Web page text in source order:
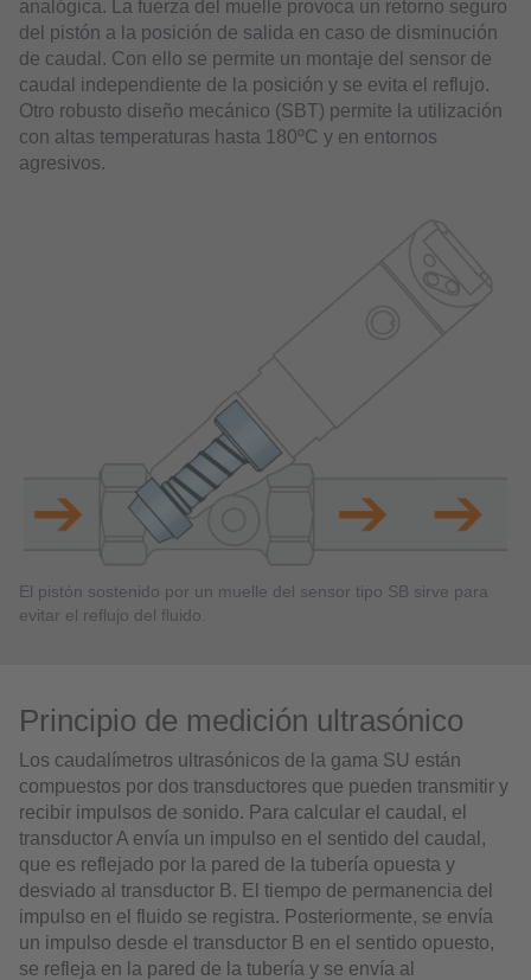
analógica. La fuerza del muelle provoca un retorno seguro
del pistón a la posición de salida en caso de disminución
de caudal. Con ello se permite un montaje del sensor de
caudal independiente de la posición y se evita el reflujo.
Otro robusto diseño mecánico (SBT) permite la utilización
con altas temperaturas hasta 180ºC y en entornos
agresivos.
El pistón sostenido por un muelle del sensor tipo SB sirve para
evitar el reflujo del fluido.
Principio de medición ultrasónico
Los caudalímetros ultrasónicos de la gama SU están
compuestos por dos transductores que pueden transmitir y
recibir impulsos de sonido. Para calcular el caudal, el
transductor A envía un impulso en el sentido del caudal,
que es reflejado por la pared de la tubería opuesta y
desviado al transductor B. El tiempo de permanencia del
impulso en el fluido se registra. Posteriormente, se envía
un impulso desde el transductor B en el sentido opuesto,
se refleja en la pared de la tubería y se envía al